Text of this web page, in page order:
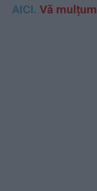
AICI. Vă